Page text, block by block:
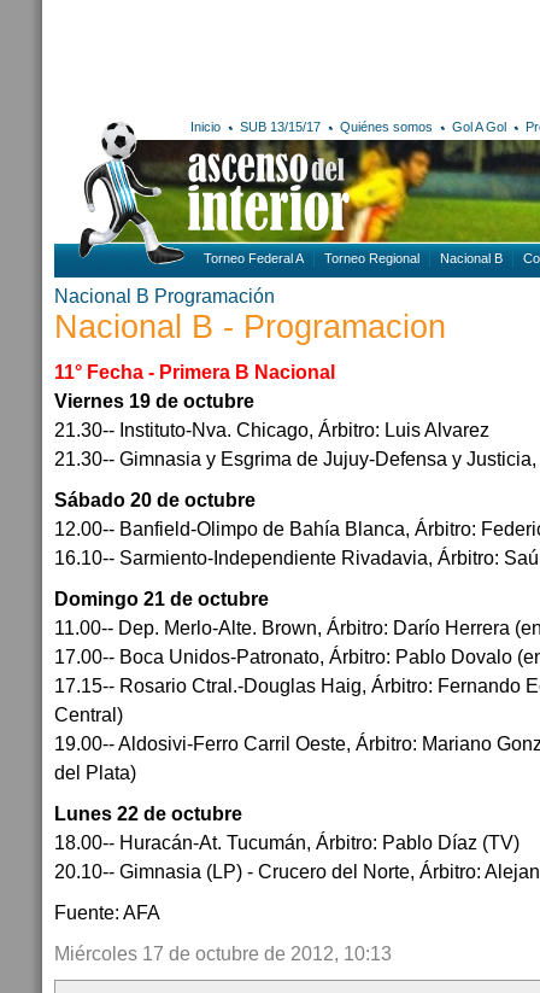
Inicio SUB 13/15/17 Quiénes somos Gol A Gol
Torneo Federal A Torneo Regional Nacional B
Nacional B Programación
Nacional B - Programacion
11° Fecha - Primera B Nacional
Viernes 19 de octubre
21.30-- Instituto-Nva. Chicago, Árbitro: Luis Alvarez
21.30-- Gimnasia y Esgrima de Jujuy-Defensa y
Sábado 20 de octubre
12.00-- Banfield-Olimpo de Bahía Blanca, Árbitro:
16.10-- Sarmiento-Independiente Rivadavia, Árbitro:
Domingo 21 de octubre
11.00-- Dep. Merlo-Alte. Brown, Árbitro: Darío Herrera
17.00-- Boca Unidos-Patronato, Árbitro: Pablo Dovalo
17.15-- Rosario Ctral.-Douglas Haig, Árbitro: Fernando
Central)
19.00-- Aldosivi-Ferro Carril Oeste, Árbitro: Mariano
del Plata)
Lunes 22 de octubre
18.00-- Huracán-At. Tucumán, Árbitro: Pablo Díaz
20.10-- Gimnasia (LP) - Crucero del Norte, Árbitro:
Fuente: AFA
Miércoles 17 de octubre de 2012, 10:13